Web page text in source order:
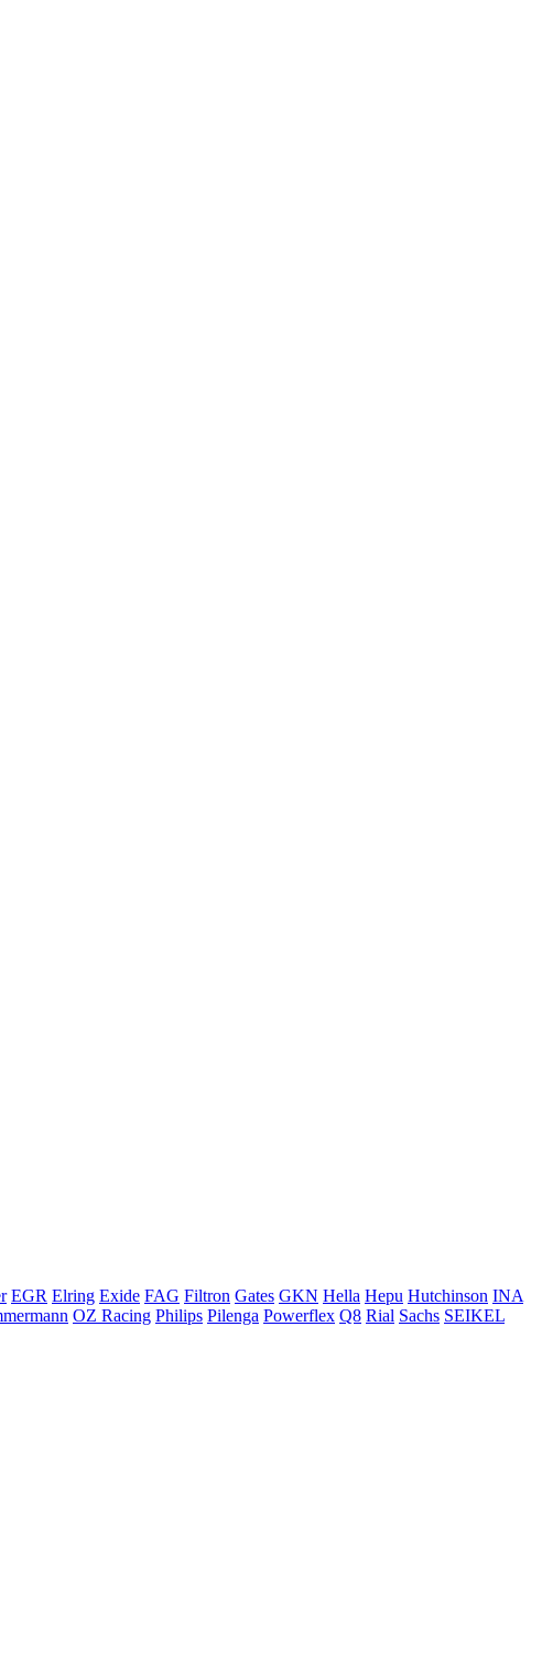
EGR Elring Exide FAG Filtron Gates GKN Hella Hepu Hutchinson INA
OZ Racing Philips Pilenga Powerflex Q8 Rial Sachs SEIKEL